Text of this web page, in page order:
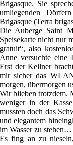
Brigasque. Sie
umliegenden
Brigasque (Terra
Die Auberge Saint
Speisekarte nicht nur
gratuit“, also
Anne versuchte eine
Erst der Kellner
mir sicher das
morgen, übermorgen
Wir blieben trotzdem.
weniger in der
mussten doch das
und elegantem
im Wasser zu stehen…
Es fing an zu